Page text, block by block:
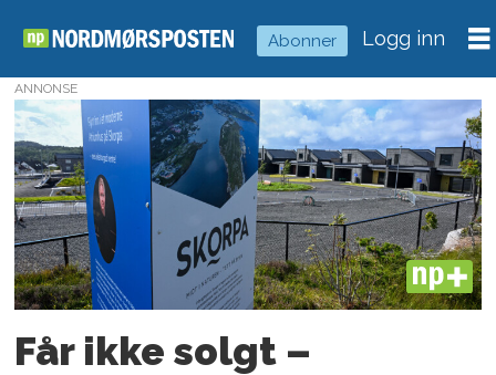
Abonner Logg inn
Tag:
skorpa
ANNONSE
PLUS
Får ikke solgt –